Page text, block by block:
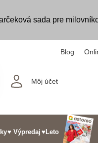
sada pre
Blog
Môj účet
♥ Výpredaj ♥Leto